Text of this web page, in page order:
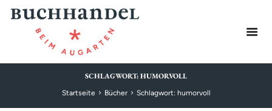
SCHLAGWORT: HUMORVOLL
Startseite Bücher Schlagwort: humorvoll